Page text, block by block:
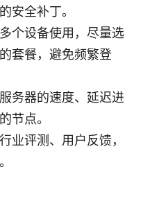
安全补丁。
个设备使用，尽量选
套餐，避免频繁登
务器的速度、延迟进
节点。
业评测、用户反馈，